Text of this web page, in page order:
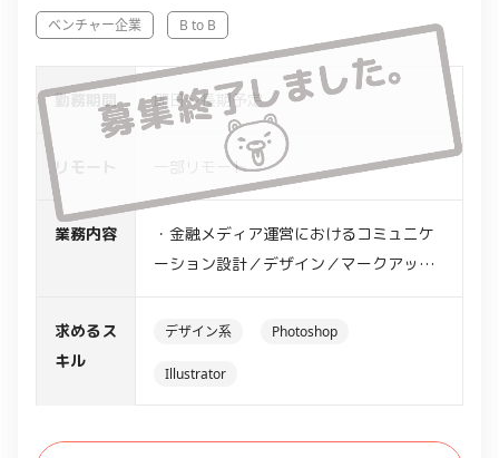
ベンチャー企業 B to B
勤務期間 即日～長期予定
リモート 一部リモート
業務内容
・金融メディア運営におけるコミュニケ
ーション設計／デザイン／マークアップ
・新たな価値創造のためのアドクリエイ
求めるス
キル
デザイン系 Photoshop
Illustrator